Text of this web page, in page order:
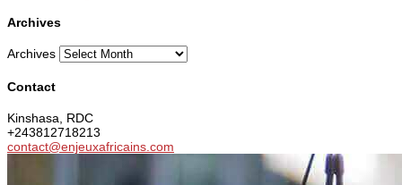
Archives
Archives
Contact
Kinshasa, RDC
+243812718213
contact@enjeuxafricains.com